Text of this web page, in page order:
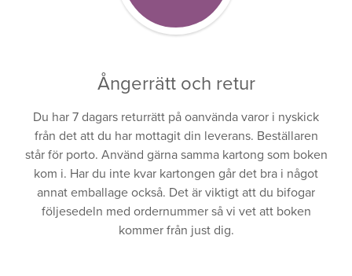
Ångerrätt och retur
Du har 7 dagars returrätt på oanvända varor i nyskick
från det att du har mottagit din leverans. Beställaren
står för porto. Använd gärna samma kartong som boken
kom i. Har du inte kvar kartongen går det bra i något
annat emballage också. Det är viktigt att du bifogar
följesedeln med ordernummer så vi vet att boken
kommer från just dig.